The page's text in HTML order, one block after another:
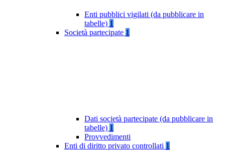
Enti pubblici vigilati (da pubblicare in
tabelle) 1
Società partecipate 1
Dati società partecipate (da pubblicare in
tabelle) 1
Provvedimenti
Enti di diritto privato controllati 1